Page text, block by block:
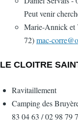
Peut venir
Marie-Annick et
72)mac-
LE CLOITRE
Ravitaillement
Camping des
83 04 63 / 02 98 79